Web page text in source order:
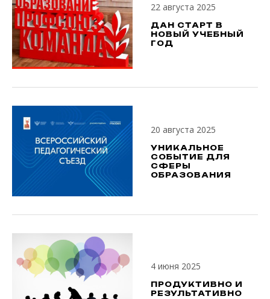
22 августа 2025
ДАН СТАРТ В
НОВЫЙ УЧЕБНЫЙ
ГОД
20 августа 2025
УНИКАЛЬНОЕ
СОБЫТИЕ ДЛЯ
СФЕРЫ
ОБРАЗОВАНИЯ
4 июня 2025
ПРОДУКТИВНО И
РЕЗУЛЬТАТИВНО